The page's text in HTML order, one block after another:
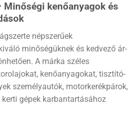
Minőségi kenőanyagok és
népszerűek
minőségüknek és kedvező ár-
A márka széles
kenőanyagokat, tisztító-
személyautók, motorkerékpárok,
gépek karbantartásához